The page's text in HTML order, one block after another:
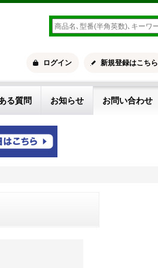
ログイン 新規登録はこちら
る質問 お知らせ お問い合わせ